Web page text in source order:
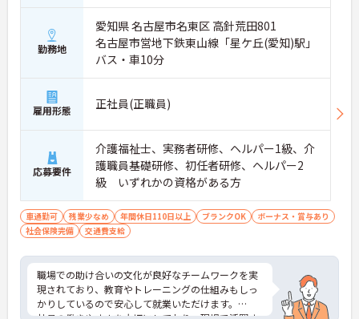
勤務地
愛知県 名古屋市名東区 高針荒田801
名古屋市営地下鉄東山線「星ケ丘(愛知)駅」
バス・車10分
雇用形態 正社員(正職員)
応募要件
介護福祉士、実務者研修、ヘルパー1級、介
護職員基礎研修、初任者研修、ヘルパー2
級 いずれかの資格がある方
車通勤可 残業少なめ 年間休日110日以上 ブランクOK
ボーナス・賞与あり
社会保険完備
交通費支給
職場での助け合いの文化が良好なチームワークを実
現されており、教育やトレーニングの仕組みもしっ
かりしているので安心して就業いただけます。